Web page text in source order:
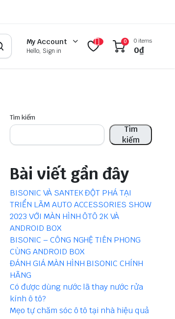
My Account
Hello, Sign in
0 0 items
0₫
Tìm kiếm
Tìm
kiếm
Bài viết gần đây
BISONIC VÀ SANTEK ĐỘT PHÁ TẠI
TRIỂN LÃM AUTO ACCESSORIES SHOW
2023 VỚI MÀN HÌNH ÔTÔ 2K VÀ
ANDROID BOX
BISONIC – CÔNG NGHỆ TIÊN PHONG
CÙNG ANDROID BOX
ĐÁNH GIÁ MÀN HÌNH BISONIC CHÍNH
HÃNG
Có được dùng nước lã thay nước rửa
kính ô tô?
Mẹo tự chăm sóc ô tô tại nhà hiệu quả